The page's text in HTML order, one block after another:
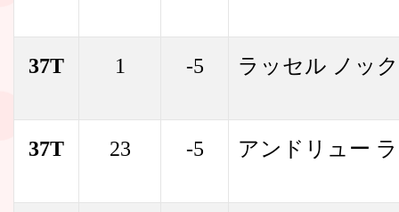
37T 1 -5 ラッセル ノッ
37T 23 -5 アンドリュー